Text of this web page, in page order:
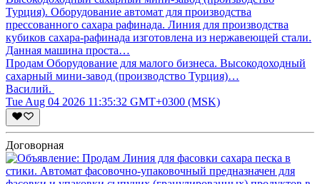
Продам Оборудование для малого бизнеса. Высокодоходный
сахарный мини-завод (производство Турция)…
Василий.
Tue Aug 04 2026 11:35:32 GMT+0300 (MSK)
Договорная